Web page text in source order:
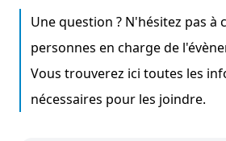
Une question ? N'hésitez pas à
personnes en charge de
Vous trouverez ici toutes les
nécessaires pour les joindre.